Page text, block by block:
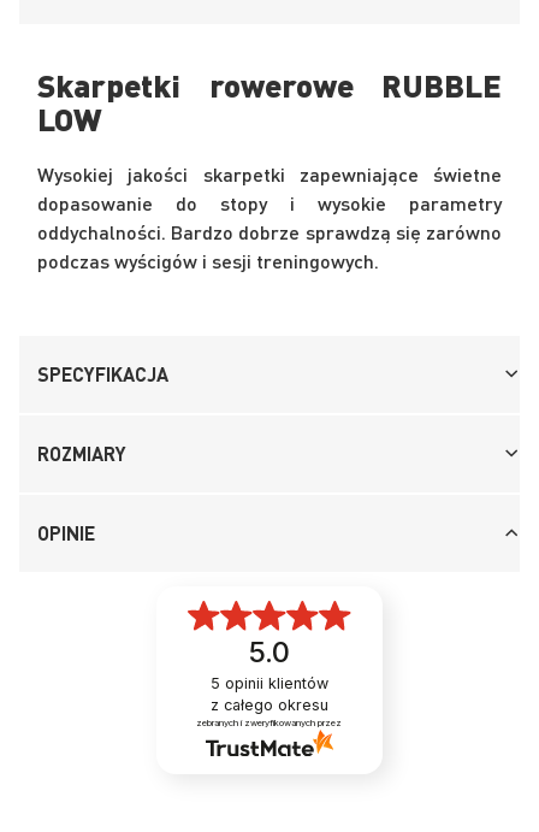
Skarpetki rowerowe RUBBLE
LOW
Wysokiej jakości skarpetki zapewniające świetne
dopasowanie do stopy i wysokie parametry
oddychalności. Bardzo dobrze sprawdzą się zarówno
podczas wyścigów i sesji treningowych.
SPECYFIKACJA
ROZMIARY
OPINIE
5.0
5 opinii klientów
z całego okresu
zebranych i zweryfikowanych przez